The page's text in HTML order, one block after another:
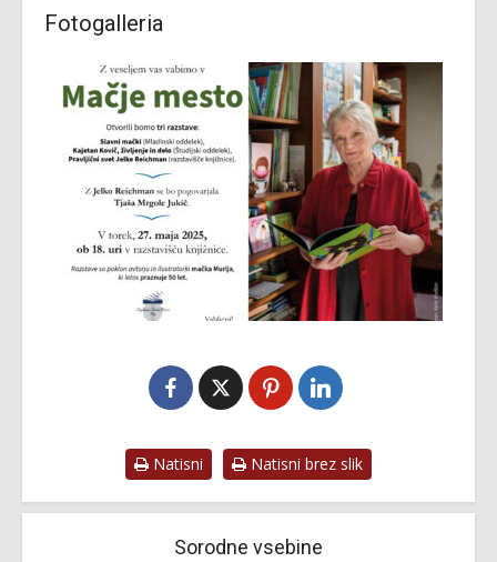
Fotogalleria
Natisni Natisni brez slik
Sorodne vsebine